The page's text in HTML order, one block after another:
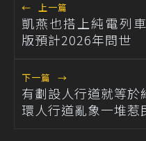
← 上一篇
凱燕也搭上純電列
版預計2026年問世
下一篇 →
有劃設人行道就等
環人行道亂象一堆惹